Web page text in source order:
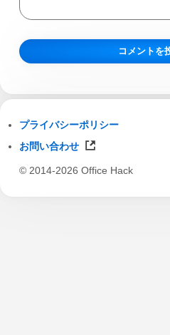
プライバシーポリシー
お問い合わせ
© 2014-2026 Office Hack